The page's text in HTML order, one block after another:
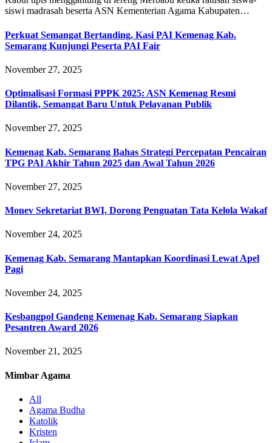
siswi madrasah beserta ASN Kementerian Agama Kabupaten…
Perkuat Semangat Bertanding, Kasi PAI Kemenag Kab.
Semarang Kunjungi Peserta PAI Fair
November 27, 2025
Optimalisasi Formasi PPPK 2025: ASN Kemenag Resmi
Dilantik, Semangat Baru Untuk Pelayanan Publik
November 27, 2025
Kemenag Kab. Semarang Bahas Strategi Percepatan Pencairan
TPG PAI Akhir Tahun 2025 dan Awal Tahun 2026
November 27, 2025
Monev Sekretariat BWI, Dorong Penguatan Tata Kelola Wakaf
November 24, 2025
Kemenag Kab. Semarang Mantapkan Koordinasi Lewat Apel
Pagi
November 24, 2025
Kesbangpol Gandeng Kemenag Kab. Semarang Siapkan
Pesantren Award 2026
November 21, 2025
Mimbar Agama
All
Agama Budha
Katolik
Kristen